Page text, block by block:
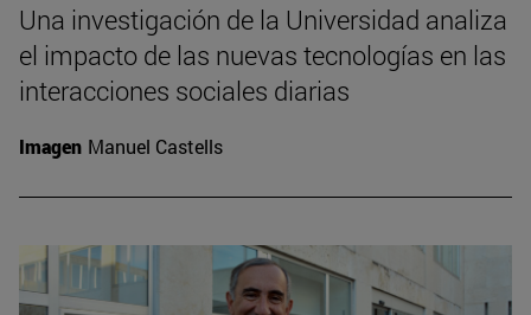
Una investigación de la Universidad analiza
el impacto de las nuevas tecnologías en las
interacciones sociales diarias
Imagen Manuel Castells